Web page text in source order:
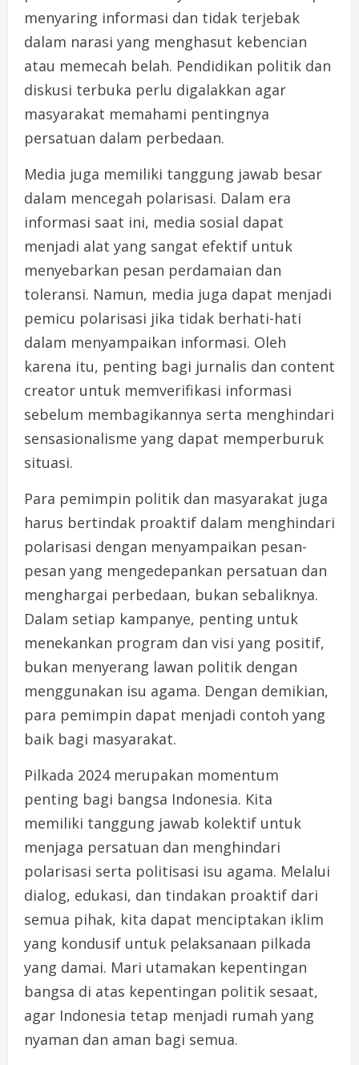
menyaring informasi dan tidak terjebak
dalam narasi yang menghasut kebencian
atau memecah belah. Pendidikan politik dan
diskusi terbuka perlu digalakkan agar
masyarakat memahami pentingnya
persatuan dalam perbedaan.
Media juga memiliki tanggung jawab besar
dalam mencegah polarisasi. Dalam era
informasi saat ini, media sosial dapat
menjadi alat yang sangat efektif untuk
menyebarkan pesan perdamaian dan
toleransi. Namun, media juga dapat menjadi
pemicu polarisasi jika tidak berhati-hati
dalam menyampaikan informasi. Oleh
karena itu, penting bagi jurnalis dan content
creator untuk memverifikasi informasi
sebelum membagikannya serta menghindari
sensasionalisme yang dapat memperburuk
situasi.
Para pemimpin politik dan masyarakat juga
harus bertindak proaktif dalam menghindari
polarisasi dengan menyampaikan pesan-
pesan yang mengedepankan persatuan dan
menghargai perbedaan, bukan sebaliknya.
Dalam setiap kampanye, penting untuk
menekankan program dan visi yang positif,
bukan menyerang lawan politik dengan
menggunakan isu agama. Dengan demikian,
para pemimpin dapat menjadi contoh yang
baik bagi masyarakat.
Pilkada 2024 merupakan momentum
penting bagi bangsa Indonesia. Kita
memiliki tanggung jawab kolektif untuk
menjaga persatuan dan menghindari
polarisasi serta politisasi isu agama. Melalui
dialog, edukasi, dan tindakan proaktif dari
semua pihak, kita dapat menciptakan iklim
yang kondusif untuk pelaksanaan pilkada
yang damai. Mari utamakan kepentingan
bangsa di atas kepentingan politik sesaat,
agar Indonesia tetap menjadi rumah yang
nyaman dan aman bagi semua.